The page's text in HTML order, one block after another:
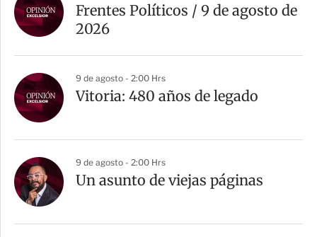
Frentes Políticos / 9 de agosto de
2026
9 de agosto - 2:00 Hrs
Vitoria: 480 años de legado
9 de agosto - 2:00 Hrs
Un asunto de viejas páginas